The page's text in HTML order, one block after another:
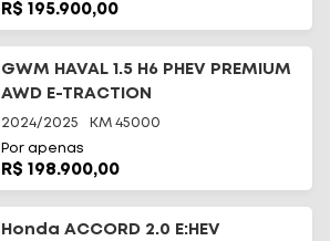
R$ 195.900,00
GWM HAVAL 1.5 H6 PHEV PREMIUM
AWD E-TRACTION
2024/2025 KM 45000
Por apenas
R$ 198.900,00
Honda ACCORD 2.0 E:HEV